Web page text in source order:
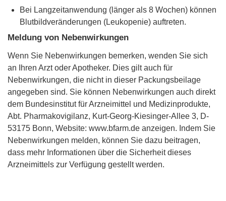
Bei Langzeitanwendung (länger als 8 Wochen) können
Blutbildveränderungen (Leukopenie) auftreten.
Meldung von Nebenwirkungen
Wenn Sie Nebenwirkungen bemerken, wenden Sie sich
an Ihren Arzt oder Apotheker. Dies gilt auch für
Nebenwirkungen, die nicht in dieser Packungsbeilage
angegeben sind. Sie können Nebenwirkungen auch direkt
dem Bundesinstitut für Arzneimittel und Medizinprodukte,
Abt. Pharmakovigilanz, Kurt-Georg-Kiesinger-Allee 3, D-
53175 Bonn, Website: www.bfarm.de anzeigen. Indem Sie
Nebenwirkungen melden, können Sie dazu beitragen,
dass mehr Informationen über die Sicherheit dieses
Arzneimittels zur Verfügung gestellt werden.